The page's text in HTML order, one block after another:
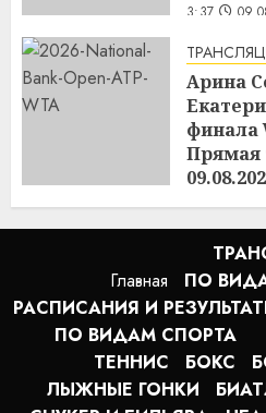
3:37
Арина
финала
Прямая
3:36
Главная
ПО
РАСПИСАНИЯ И
ПО ВИДАМ СПОРТА
ТЕННИС
БОКС
ЛЫЖНЫЕ ГОНКИ